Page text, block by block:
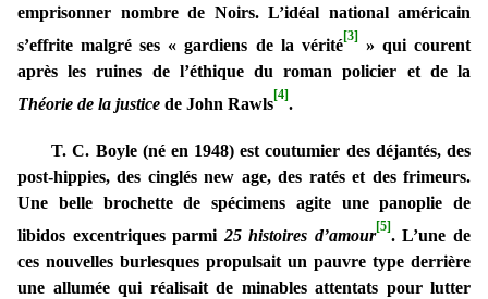
emprisonner nombre de Noirs. L’idéal national américain
s’effrite malgré ses « gardiens de la vérité[3]» qui courent
après les ruines de l’éthique du roman policier et de la
Théorie de la justice de John Rawls[4].
T. C. Boyle (né en 1948) est coutumier des déjantés, des
post-hippies, des cinglés new age, des ratés et des frimeurs.
Une belle brochette de spécimens agite une panoplie de
libidos excentriques parmi 25 histoires d’amour[5]. L’une de
ces nouvelles burlesques propulsait un pauvre type derrière
une allumée qui réalisait de minables attentats pour lutter